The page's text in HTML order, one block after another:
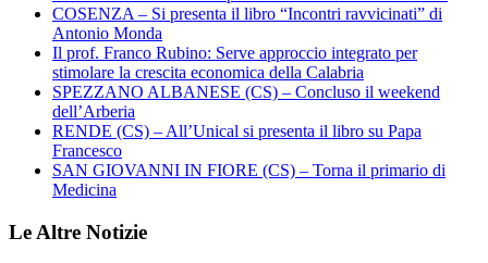
COSENZA – Si presenta il libro “Incontri ravvicinati” di
Antonio Monda
Il prof. Franco Rubino: Serve approccio integrato per
stimolare la crescita economica della Calabria
SPEZZANO ALBANESE (CS) – Concluso il weekend
dell’Arberia
RENDE (CS) – All’Unical si presenta il libro su Papa
Francesco
SAN GIOVANNI IN FIORE (CS) – Torna il primario di
Medicina
Le Altre Notizie